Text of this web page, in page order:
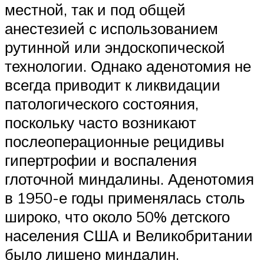
местной, так и под общей
анестезией с использованием
рутинной или эндоскопической
технологии. Однако аденотомия не
всегда приводит к ликвидации
патологического состояния,
поскольку часто возникают
послеоперационные рецидивы
гипертрофии и воспаления
глоточной миндалины. Аденотомия
в 1950-е годы применялась столь
широко, что около 50% детского
населения США и Великобритании
было лишено миндалин.